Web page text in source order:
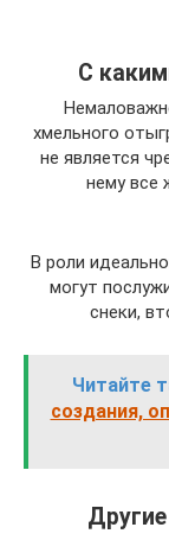
С
хмельного
не является
нему все
В роли
могут
снеки,
Читайте
создания,